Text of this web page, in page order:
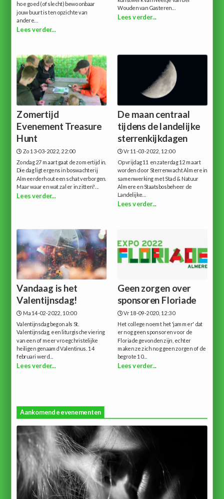
hoe goed (of slecht) bewoonbaar
jouw buurt is ten opzichte van
andere...
Lees verder...
Wouden van Gasteren...
Lees verder...
Zomertijd
Evenement Treasure
Hunt
Zo 13-03-2022, 22:00
Zondag 27 maart gaat de zomertijd in.
Die dag ligt ergens in boswachterij
Almeerderhout een schat verborgen.
Maar waar en wat zal er in zitten?...
Lees verder...
De maan centraal
tijdens de landelijke
sterrenkijkdagen
Vr 11-03-2022, 12:00
Op vrijdag 11 en zaterdag 12 maart
worden door Sterrenwacht Almere in
samenwerking met Stad & Natuur
Almere en Staatsbosbeheer de
Landelijke...
Lees verder...
Vandaag is het
Valentijnsdag!
Ma 14-02-2022, 10:00
Valentijnsdag begon als St.
Valentijnsdag, een liturgische viering
van een of meer vroegchristelijke
heiligen genaamd Valentinus. 14
februari werd...
Lees verder...
Geen zorgen over
sponsoren Floriade
Vr 18-09-2020, 12:30
Het college noemt het 'jammer' dat
er nog geen sponsoren voor de
Floriade gevonden zijn, echter
maken ze zich nog geen zorgen of de
begrote 10...
Lees verder...
Aankomende evenementen